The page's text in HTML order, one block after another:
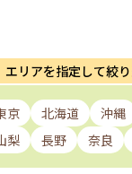
エリアを指定して絞
京 北海道 沖縄
梨 長野 奈良